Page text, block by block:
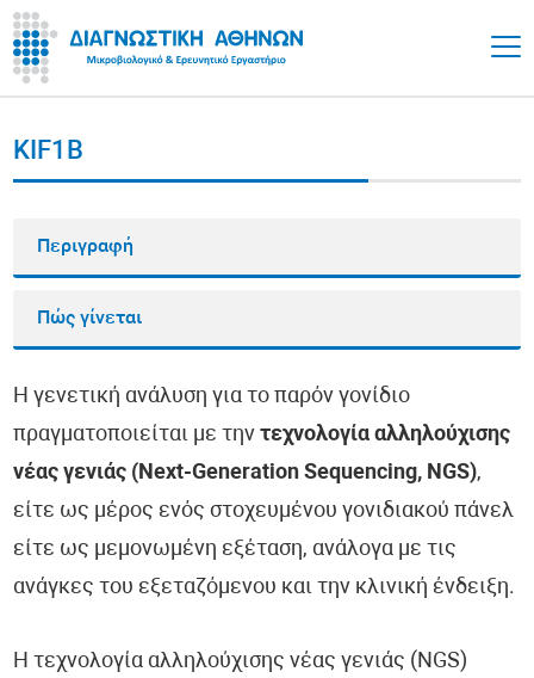
KIF1B
Περιγραφή
Πώς γίνεται
Η γενετική ανάλυση για το παρόν γονίδιο
πραγματοποιείται με τηντεχνολογία αλληλούχισης
νέας γενιάς (Next-Generation Sequencing, NGS),
είτε ως μέρος ενός στοχευμένου γονιδιακού πάνελ
είτε ως μεμονωμένη εξέταση, ανάλογα με τις
ανάγκες του εξεταζόμενου και την κλινική ένδειξη.
Η τεχνολογία αλληλούχισης νέας γενιάς (NGS)